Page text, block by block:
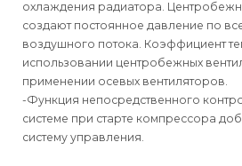
охлаждения радиатора.
создают постоянное давление по
воздушного потока. Коэффициент
использовании центробежных
применении осевых вентиляторов.
-Функция непосредственного
системе при старте компрессора
систему управления.